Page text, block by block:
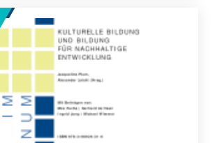
– getreu der Vision
Heute bereits
Diese Broschüre gibt die
leicht überarbeiteter